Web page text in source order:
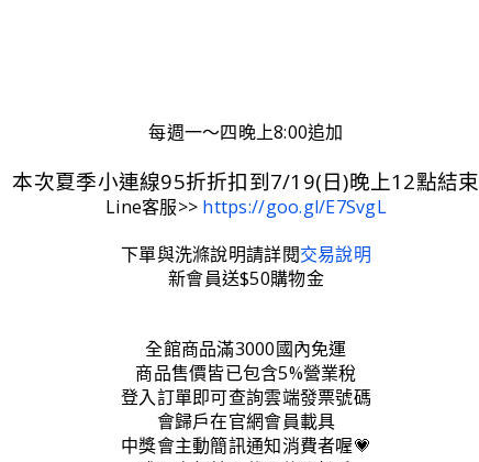
每週一～四晚上8:00追加
本次夏季小連線95折折扣到7/19(日)晚上12點結束
Line客服>> https://goo.gl/E7SvgL
下單與洗滌說明請詳閱交易說明
新會員送$50購物金
全館商品滿3000國內免運
商品售價皆已包含5%營業稅
登入訂單即可查詢雲端發票號碼
會歸戶在官網會員載具
中獎會主動簡訊通知消費者喔💗